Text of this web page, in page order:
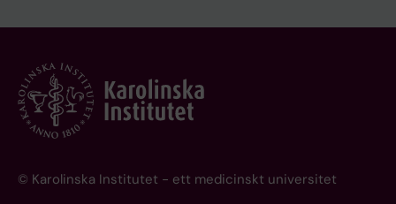
© Karolinska Institutet - ett medicinskt universitet